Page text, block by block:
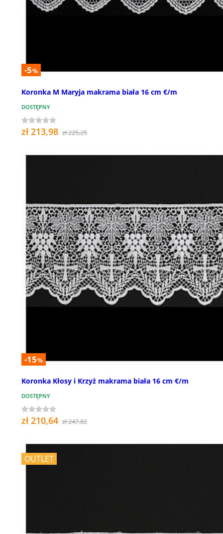
-5%
Koronka M Maryja makrama biała 16 cm €/m
DOSTĘPNY
zł 213,98 zł 225,25
-15%
Koronka Kłosy i Krzyż makrama biała 16 cm €/m
DOSTĘPNY
zł 210,64 zł 247,82
OUTLET